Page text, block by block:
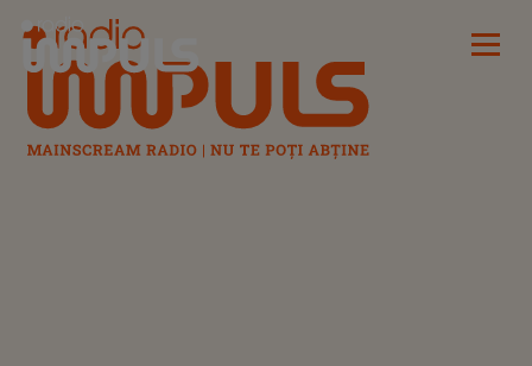
Radio Impuls